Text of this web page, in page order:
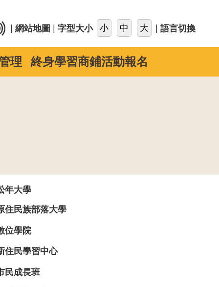
網站地圖 字型大小 語言切換
理 終身學習商鋪活動報名
年大學
住民族部落大學
位學院
住民學習中心
民成長班